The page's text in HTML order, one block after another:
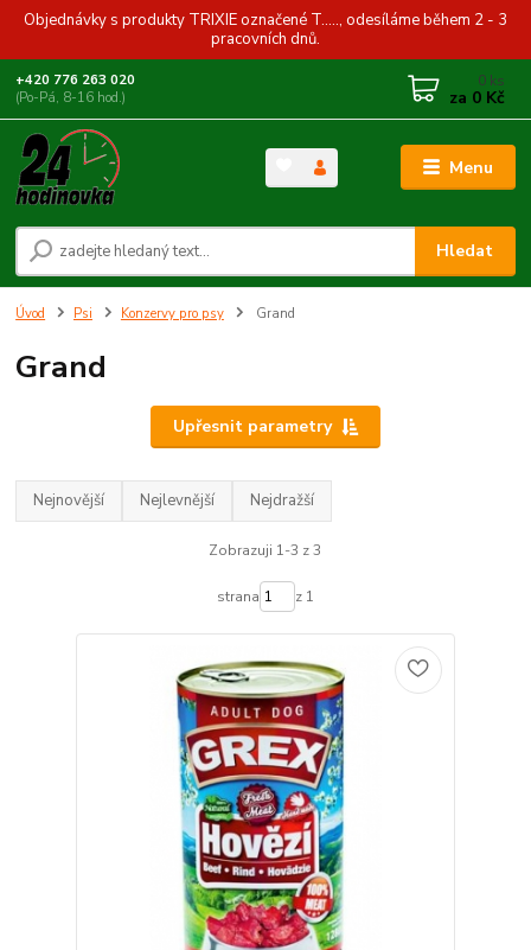
Objednávky s produkty TRIXIE označené T....., odesíláme během 2 - 3
pracovních dnů.
Menu
Hledat
+420 776 263 020
(Po-Pá, 8-16 hod.)
0 ks
za 0 Kč
Úvod Psi Konzervy pro psy Grand
Grand
Upřesnit parametry
Nejnovější Nejlevnější Nejdražší
Zobrazuji 1-3 z 3
strana z 1